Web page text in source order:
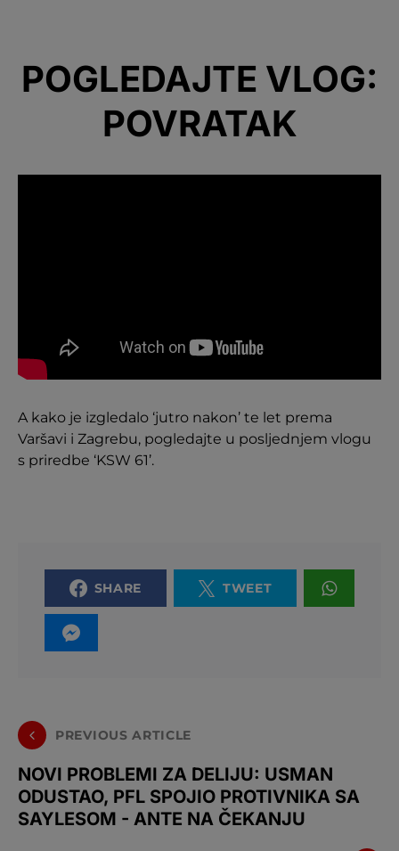
POGLEDAJTE VLOG:
POVRATAK
A kako je izgledalo ‘jutro nakon’ te let prema
Varšavi i Zagrebu, pogledajte u posljednjem vlogu
s priredbe ‘KSW 61’.
SHARE TWEET
PREVIOUS ARTICLE
NOVI PROBLEMI ZA DELIJU: USMAN
ODUSTAO, PFL SPOJIO PROTIVNIKA SA
SAYLESOM - ANTE NA ČEKANJU